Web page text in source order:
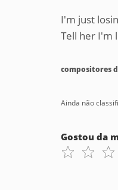
I'm just
Tell her I'm
compositores
Ainda não
Gostou da